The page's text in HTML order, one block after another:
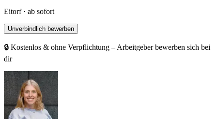
Eitorf · ab sofort
Unverbindlich bewerben
🔒 Kostenlos & ohne Verpflichtung – Arbeitgeber bewerben sich bei
dir